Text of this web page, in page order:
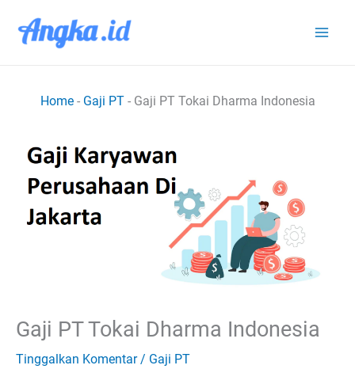
Home- Gaji PT- Gaji PT Tokai Dharma Indonesia
Gaji PT Tokai Dharma Indonesia
Tinggalkan Komentar / Gaji PT